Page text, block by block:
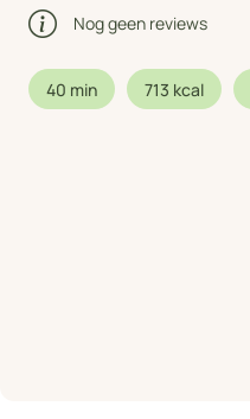
Nog geen reviews
40 min 713 kcal